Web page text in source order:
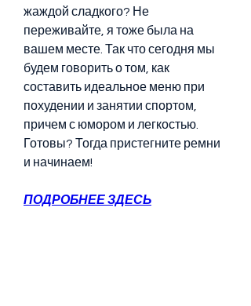
жаждой сладкого? Не
переживайте, я тоже была на
вашем месте. Так что сегодня мы
будем говорить о том, как
составить идеальное меню при
похудении и занятии спортом,
причем с юмором и легкостью.
Готовы? Тогда пристегните ремни
и начинаем!
ПОДРОБНЕЕ ЗДЕСЬ